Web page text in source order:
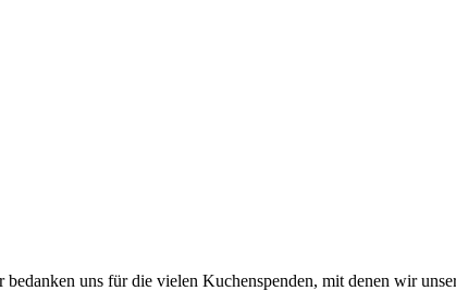
bedanken uns für die vielen Kuchenspenden, mit denen wir